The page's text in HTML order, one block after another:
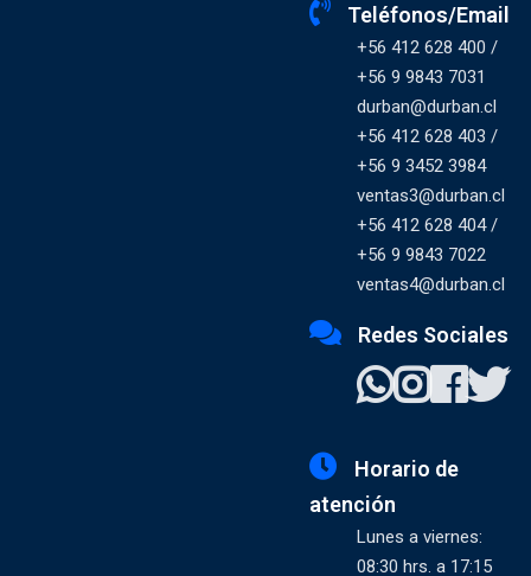
Teléfonos/Email
+56 412 628 400 /
+56 9 9843 7031
durban@durban.cl
+56 412 628 403 /
+56 9 3452 3984
ventas3@durban.cl
+56 412 628 404 /
+56 9 9843 7022
ventas4@durban.cl
Redes Sociales
Horario de
atención
Lunes a viernes:
08:30 hrs. a 17:15